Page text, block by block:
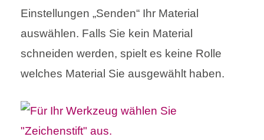
Einstellungen „Senden“ Ihr Material
auswählen. Falls Sie kein Material
schneiden werden, spielt es keine Rolle
welches Material Sie ausgewählt haben.